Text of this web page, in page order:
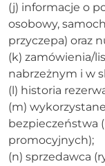
(j) informacje o
osobowy,
przyczepa) oraz
(k) zamówienia/
nabrzeżnym i w
(l) historia
(m)
bezpieczeństwa
promocyjnych);
(n) sprzedawca